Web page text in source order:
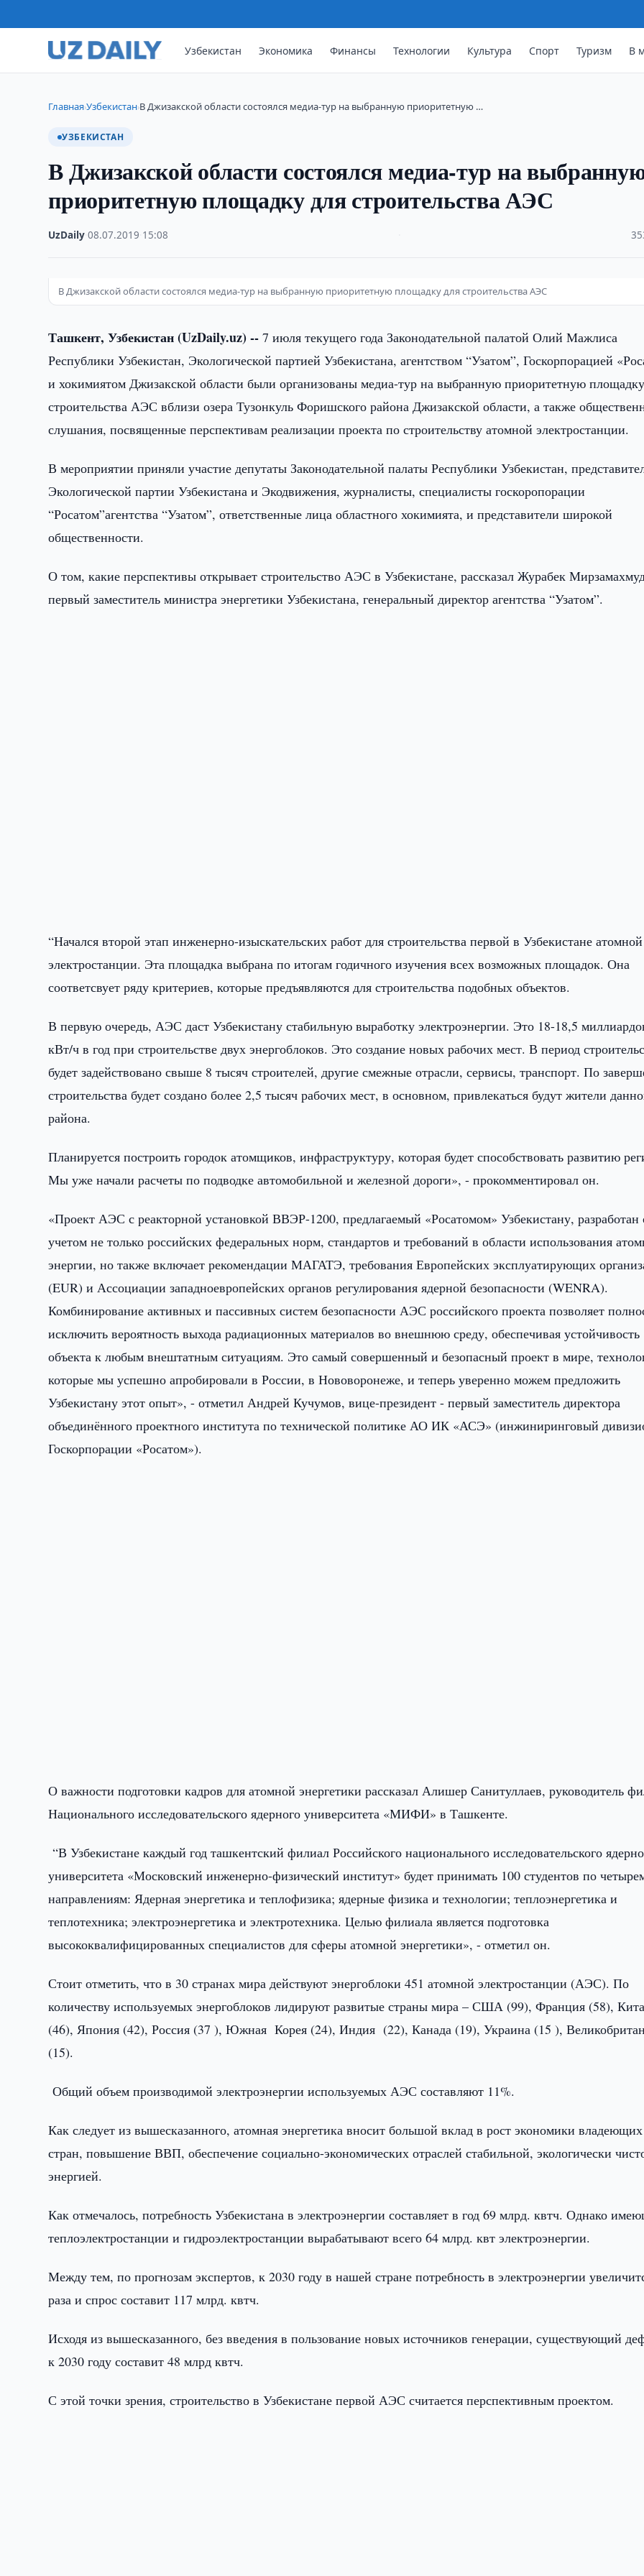
Узбекистан Экономика Финансы Технологии Культура Спорт Туризм В
Главная›Узбекистан›В Джизакской области состоялся медиа-тур на выбранную приоритетную …
УЗБЕКИСТАН
В Джизакской области состоялся медиа-тур на
приоритетную площадку для строительства АЭС
UzDaily ·08.07.2019 15:08
В Джизакской области состоялся медиа-тур на выбранную приоритетную площадку для строительства АЭС
Ташкент, Узбекистан (UzDaily.uz) --7 июля текущего года Законодательной палатой Олий Мажлиса
Республики Узбекистан, Экологической партией Узбекистана, агентством “Узатом”, Госкорпорацией
и хокимиятом Джизакской области были организованы медиа-тур на выбранную приоритетную
строительства АЭС вблизи озера Тузонкуль Форишского района Джизакской области, а также
слушания, посвященные перспективам реализации проекта по строительству атомной электростанции.
В мероприятии приняли участие депутаты Законодательной палаты Республики Узбекистан,
Экологической партии Узбекистана и Экодвижения, журналисты, специалисты госкоропорации
“Росатом”агентства “Узатом”, ответственные лица областного хокимията, и представители широкой
общественности.
О том, какие перспективы открывает строительство АЭС в Узбекистане, рассказал Журабек
первый заместитель министра энергетики Узбекистана, генеральный директор агентства “Узатом”.
“Начался второй этап инженерно-изыскательских работ для строительства первой в Узбекистане атомной
электростанции. Эта площадка выбрана по итогам годичного изучения всех возможных площадок. Она
соответсвует ряду критериев, которые предъявляются для строительства подобных объектов.
В первую очередь, АЭС даст Узбекистану стабильную выработку электроэнергии. Это 18-18,5
кВт/ч в год при строительстве двух энергоблоков. Это создание новых рабочих мест. В период
будет задействовано свыше 8 тысяч строителей, другие смежные отрасли, сервисы, транспорт. По
строительства будет создано более 2,5 тысяч рабочих мест, в основном, привлекаться будут жители
района.
Планируется построить городок атомщиков, инфраструктуру, которая будет способствовать развитию
Мы уже начали расчеты по подводке автомобильной и железной дороги», - прокомментировал он.
«Проект АЭС с реакторной установкой ВВЭР-1200, предлагаемый «Росатомом» Узбекистану, разработан
учетом не только российских федеральных норм, стандартов и требований в области использования
энергии, но также включает рекомендации МАГАТЭ, требования Европейских эксплуатирующих
(EUR) и Ассоциации западноевропейских органов регулирования ядерной безопасности (WENRA).
Комбинирование активных и пассивных систем безопасности АЭС российского проекта позволяет
исключить вероятность выхода радиационных материалов во внешнюю среду, обеспечивая устойчивость
объекта к любым внештатным ситуациям. Это самый совершенный и безопасный проект в мире,
которые мы успешно апробировали в России, в Нововоронеже, и теперь уверенно можем предложить
Узбекистану этот опыт», - отметил Андрей Кучумов, вице-президент - первый заместитель директора
объединённого проектного института по технической политике АО ИК «АСЭ» (инжиниринговый
Госкорпорации «Росатом»).
О важности подготовки кадров для атомной энергетики рассказал Алишер Санитуллаев, руководитель
Национального исследовательского ядерного университета «МИФИ» в Ташкенте.
“В Узбекистане каждый год ташкентский филиал Российского национального исследовательского
университета «Московский инженерно-физический институт» будет принимать 100 студентов по
направлениям: Ядерная энергетика и теплофизика; ядерные физика и технологии; теплоэнергетика и
теплотехника; электроэнергетика и электротехника. Целью филиала является подготовка
высококвалифицированных специалистов для сферы атомной энергетики», - отметил он.
Стоит отметить, что в 30 странах мира действуют энергоблоки 451 атомной электростанции (АЭС). По
количеству используемых энергоблоков лидируют развитые страны мира – США (99), Франция (58),
(46), Япония (42), Россия (37 ), Южная Корея (24), Индия (22), Канада (19), Украина (15 ),
(15).
Общий объем производимой электроэнергии используемых АЭС составляют 11%.
Как следует из вышесказанного, атомная энергетика вносит большой вклад в рост экономики
стран, повышение ВВП, обеспечение социально-экономических отраслей стабильной, экологически
энергией.
Как отмечалось, потребность Узбекистана в электроэнергии составляет в год 69 млрд. квтч. Однако
теплоэлектростанции и гидроэлектростанции вырабатывают всего 64 млрд. квт электроэнергии.
Между тем, по прогнозам экспертов, к 2030 году в нашей стране потребность в электроэнергии
раза и спрос составит 117 млрд. квтч.
Исходя из вышесказанного, без введения в пользование новых источников генерации, существующий
к 2030 году составит 48 млрд квтч.
С этой точки зрения, строительство в Узбекистане первой АЭС считается перспективным проектом.